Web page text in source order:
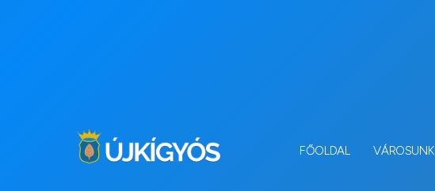
FŐOLDAL VÁROSUNK